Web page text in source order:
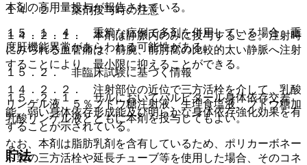
本剤の高用量投与が報告されている。
１５．１．４． 重篤な症例で多剤を併用している場合、重
度肝機能異常があらわれる可能性がある。
１５．２． 非臨床試験に基づく情報
１５．２．１． サルにおいてバルビタール身体依存交差
能、弱い身体依存形成能及び明らかな身体依存強化効果を有
することが示されている。
貯法
１４．２． 薬剤投与時の注意
１４．２．１． 本剤は静脈内のみに投与すること。注射時
にみられる血管痛は、前腕、前肘窩の比較的太い静脈へ注射
することにより、最小限に抑えることができる。
１４．２．２． 注射部位の近位で三方活栓を介して、乳酸
リンゲル液、５％ブドウ糖注射液、生理食塩液、ブドウ糖加
乳酸リンゲル液とともに本剤を投与してもよい。
なお、本剤は脂肪乳剤を含有しているため、ポリカーボネー
ト製の三方活栓や延長チューブ等を使用した場合、そのコネ